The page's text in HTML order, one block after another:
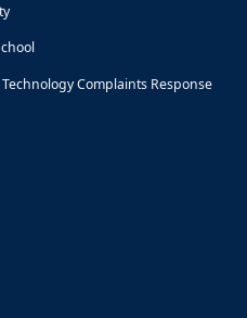
Complaints Response